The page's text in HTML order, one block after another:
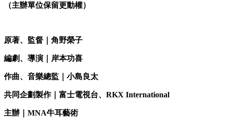
（主辦單位保留更動權）
原著、監督｜角野榮子
編劇、導演｜岸本功喜
作曲、音樂總監｜小島良太
共同企劃製作｜富士電視台、RKX International
主辦｜MNA牛耳藝術